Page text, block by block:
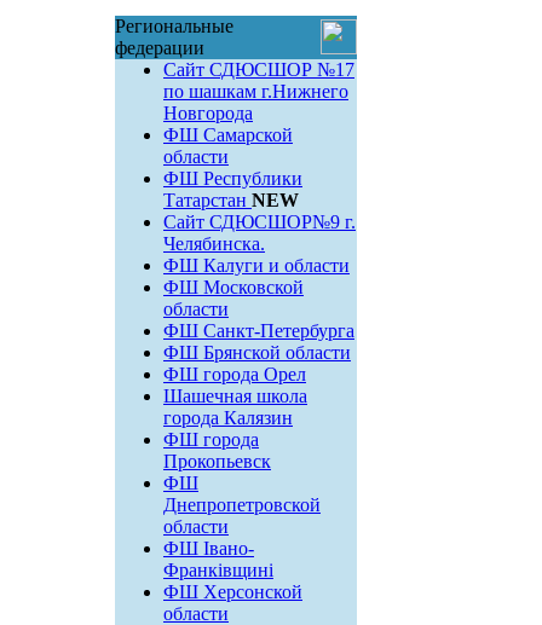
Региональные
федерации
Сайт СДЮСШОР №17
по шашкам г.Нижнего
Новгорода
ФШ Самарской
области
ФШ Республики
Татарстан NEW
Сайт СДЮСШОР№9 г.
Челябинска.
ФШ Калуги и области
ФШ Московской
области
ФШ Санкт-Петербурга
ФШ Брянской области
ФШ города Орел
Шашечная школа
города Калязин
ФШ города
Прокопьевск
ФШ
Днепропетровской
области
ФШ Івано-
Франківщині
ФШ Херсонской
области